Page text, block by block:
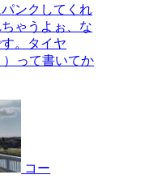
ンクしてくれ
ゃうよぉ、な
。タイヤ
）って書いてか
コー